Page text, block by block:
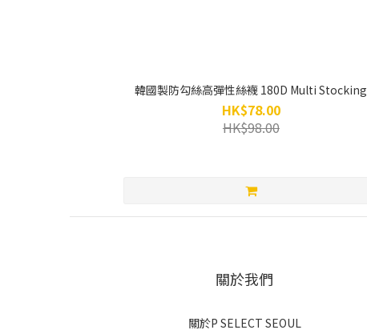
韓國製防勾絲高彈性絲襪 180D Multi Stocking
HK$78.00
HK$98.00
關於我們
關於P SELECT SEOUL